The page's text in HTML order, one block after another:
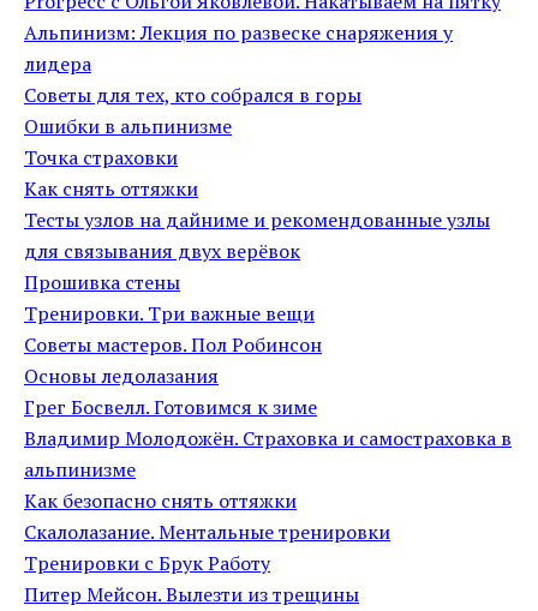
Альпинизм: Лекция по развеске снаряжения у
лидера
Советы для тех, кто собрался в горы
Ошибки в альпинизме
Точка страховки
Как снять оттяжки
Тесты узлов на дайниме и рекомендованные узлы
для связывания двух верёвок
Прошивка стены
Тренировки. Три важные вещи
Советы мастеров. Пол Робинсон
Основы ледолазания
Грег Босвелл. Готовимся к зиме
Владимир Молодожён. Страховка и самостраховка в
альпинизме
Как безопасно снять оттяжки
Скалолазание. Ментальные тренировки
Тренировки с Брук Работу
Питер Мейсон. Вылезти из трещины